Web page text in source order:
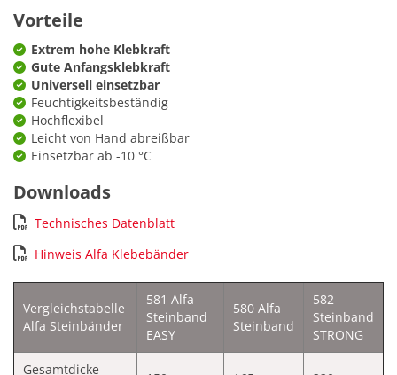
Vorteile
Extrem hohe Klebkraft
Gute Anfangsklebkraft
Universell einsetzbar
Feuchtigkeitsbeständig
Hochflexibel
Leicht von Hand abreißbar
Einsetzbar ab -10 °C
Downloads
Technisches Datenblatt
Hinweis Alfa Klebebänder
Vergleichstabelle
Alfa Steinbänder
581 Alfa
Steinband
EASY
580 Alfa
Steinband
582
Steinband
STRONG
Gesamtdicke